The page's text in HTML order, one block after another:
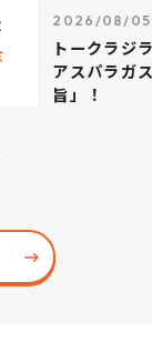
2026/08/05
トークラジ
アスパラガ
旨」！